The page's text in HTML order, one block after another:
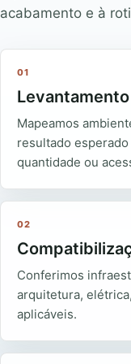
acabamento e à
01
Levantamento
Mapeamos
resultado
quantidade ou
02
Conferimos
arquitetura,
aplicáveis.